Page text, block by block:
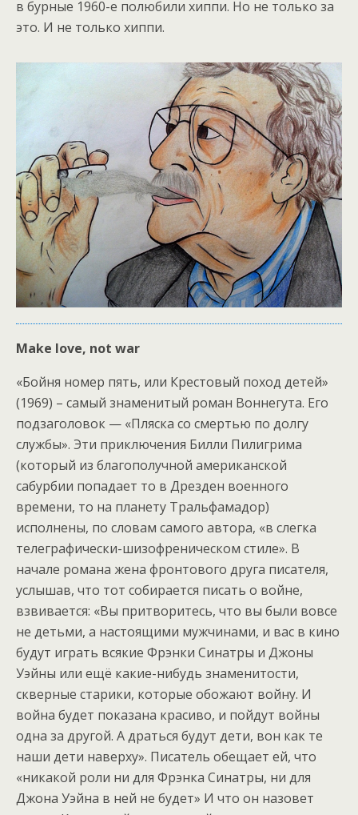
в бурные 1960-е полюбили хиппи. Но не только за
это. И не только хиппи.
Make love, not war
«Бойня номер пять, или Крестовый поход детей»
(1969) – самый знаменитый роман Воннегута. Его
подзаголовок — «Пляска со смертью по долгу
службы». Эти приключения Билли Пилигрима
(который из благополучной американской
сабурбии попадает то в Дрезден военного
времени, то на планету Тральфамадор)
исполнены, по словам самого автора, «в слегка
телеграфически-шизофреническом стиле». В
начале романа жена фронтового друга писателя,
услышав, что тот собирается писать о войне,
взвивается: «Вы притворитесь, что вы были вовсе
не детьми, а настоящими мужчинами, и вас в кино
будут играть всякие Фрэнки Синатры и Джоны
Уэйны или ещё какие-нибудь знаменитости,
скверные старики, которые обожают войну. И
война будет показана красиво, и пойдут войны
одна за другой. А драться будут дети, вон как те
наши дети наверху». Писатель обещает ей, что
«никакой роли ни для Фрэнка Синатры, ни для
Джона Уэйна в ней не будет» И что он назовет